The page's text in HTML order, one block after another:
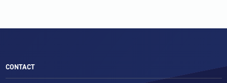
CONTACT